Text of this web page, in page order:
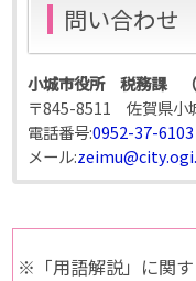
問い合わせ
小城市役所 税務課 （
〒845-8511 佐賀県小
電話番号:0952-37-6103
メール:
※「用語解説」に関